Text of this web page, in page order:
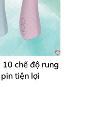
. Bởi vì cơ
chế độ rung
tiện lợi